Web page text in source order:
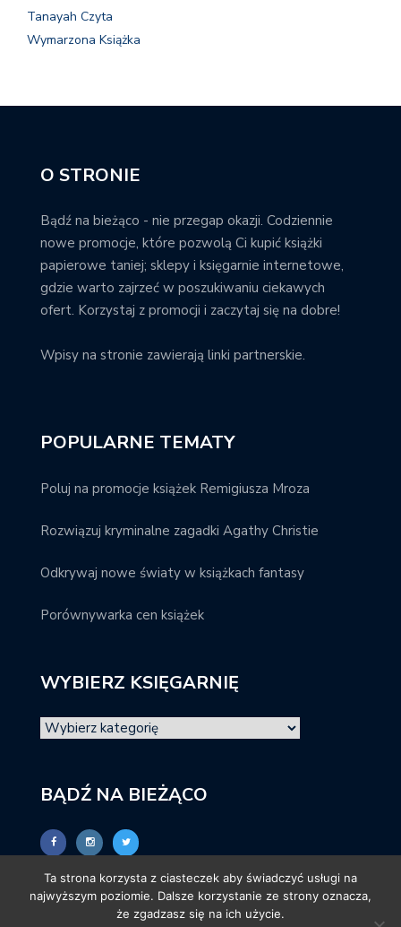
Tanayah Czyta
Wymarzona Książka
O STRONIE
Bądź na bieżąco - nie przegap okazji. Codziennie
nowe promocje, które pozwolą Ci kupić książki
papierowe taniej; sklepy i księgarnie internetowe,
gdzie warto zajrzeć w poszukiwaniu ciekawych
ofert. Korzystaj z promocji i zaczytaj się na dobre!
Wpisy na stronie zawierają linki partnerskie.
POPULARNE TEMATY
Poluj na promocje książek Remigiusza Mroza
Rozwiązuj kryminalne zagadki Agathy Christie
Odkrywaj nowe światy w książkach fantasy
Porównywarka cen książek
WYBIERZ KSIĘGARNIĘ
BĄDŹ NA BIEŻĄCO
Ta strona korzysta z ciasteczek aby świadczyć usługi na
najwyższym poziomie. Dalsze korzystanie ze strony oznacza,
że zgadzasz się na ich użycie.